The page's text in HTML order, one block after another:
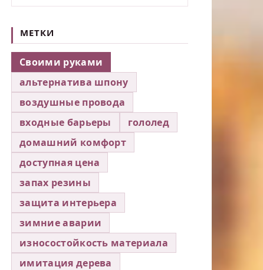
МЕТКИ
Своими руками
альтернатива шпону
воздушные провода
входные барьеры
гололед
домашний комфорт
доступная цена
запах резины
защита интерьера
зимние аварии
износостойкость материала
имитация дерева